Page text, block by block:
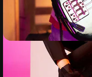
Copyright ©